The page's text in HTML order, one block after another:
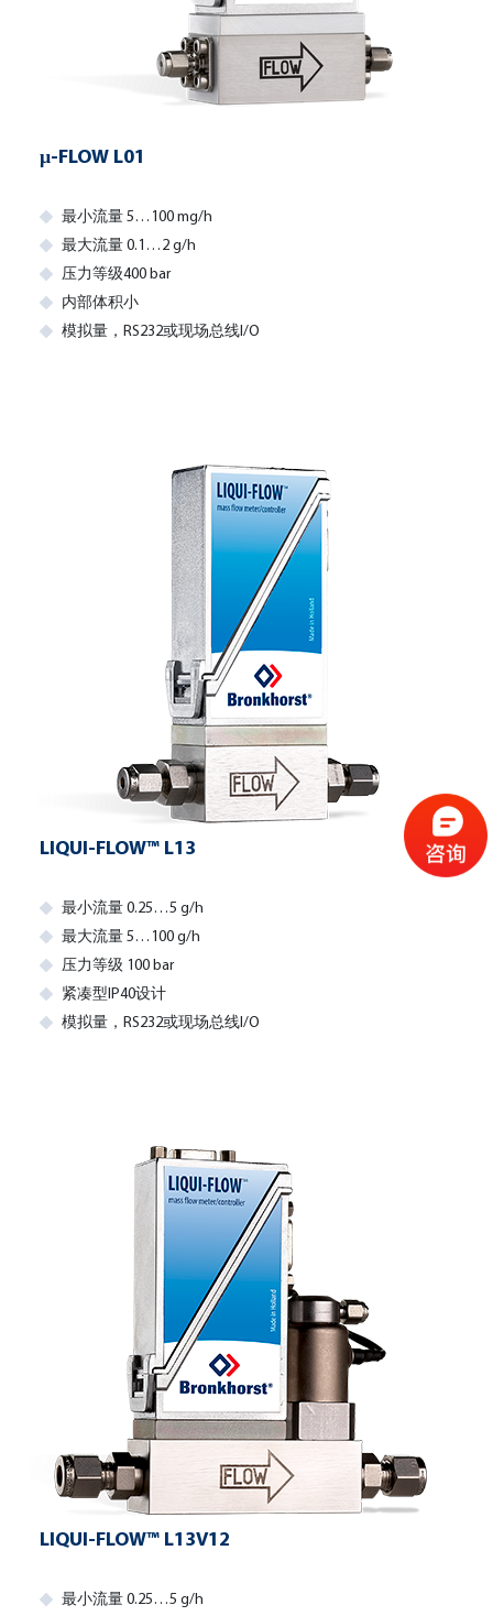
μ-FLOW L01
最小流量 5…100 mg/h
最大流量 0.1…2 g/h
压力等级400 bar
内部体积小
模拟量，RS232或现场总线I/O
LIQUI-FLOW™ L13
最小流量 0.25…5 g/h
最大流量 5…100 g/h
压力等级 100 bar
紧凑型IP40设计
模拟量，RS232或现场总线I/O
LIQUI-FLOW™ L13V12
最小流量 0.25…5 g/h